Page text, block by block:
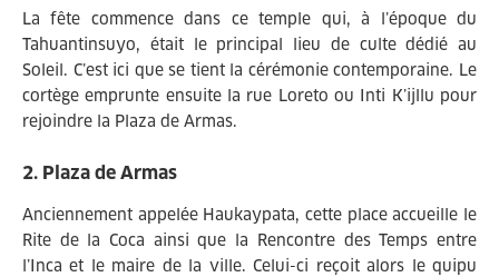
La fête commence dans ce temple qui, à l’époque du
Tahuantinsuyo, était le principal lieu de culte dédié au
Soleil. C’est ici que se tient la cérémonie contemporaine. Le
cortège emprunte ensuite la rue Loreto ou Inti K’ijllu pour
rejoindre la Plaza de Armas.
2. Plaza de Armas
Anciennement appelée Haukaypata, cette place accueille le
Rite de la Coca ainsi que la Rencontre des Temps entre
l’Inca et le maire de la ville. Celui-ci reçoit alors le quipu